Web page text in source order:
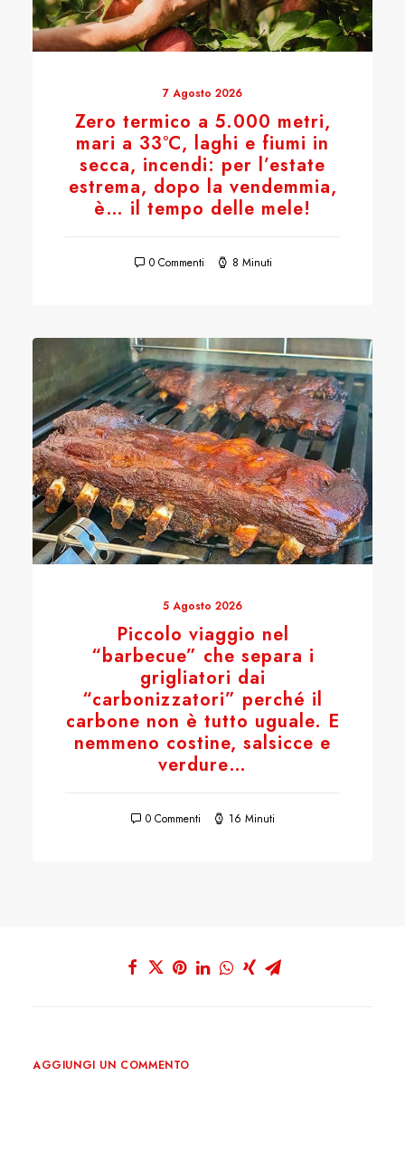
7 Agosto 2026
Zero termico a 5.000 metri,
mari a 33°C, laghi e fiumi in
secca, incendi: per l’estate
estrema, dopo la vendemmia,
è… il tempo delle mele!
0 Commenti 8 Minuti
5 Agosto 2026
Piccolo viaggio nel
“barbecue” che separa i
grigliatori dai
“carbonizzatori” perché il
carbone non è tutto uguale. E
nemmeno costine, salsicce e
verdure…
0 Commenti 16 Minuti
AGGIUNGI UN COMMENTO